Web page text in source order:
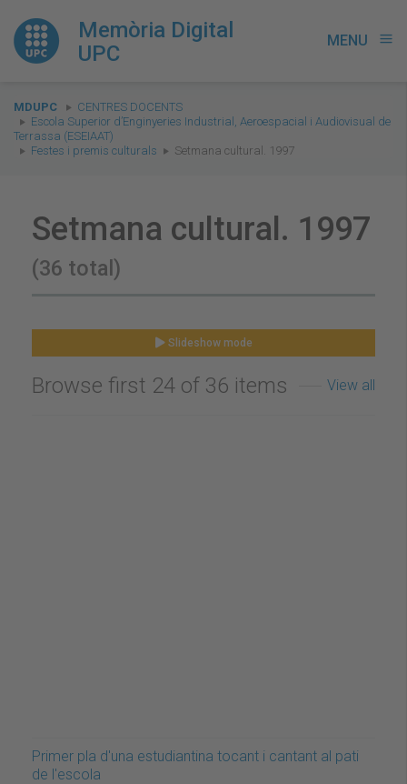
Memòria Digital
UPC
MENU menu
You
are
here:
MDUPC
CENTRES DOCENTS
Escola Superior d’Enginyeries Industrial, Aeroespacial i Audiovisual de
Terrassa (ESEIAAT)
Festes i premis culturals
Setmana cultural. 1997
Setmana cultural. 1997
(36 total)
Slideshow mode
Browse first 24 of 36 items View all
Primer pla d'una estudiantina tocant i cantant al pati
de l'escola